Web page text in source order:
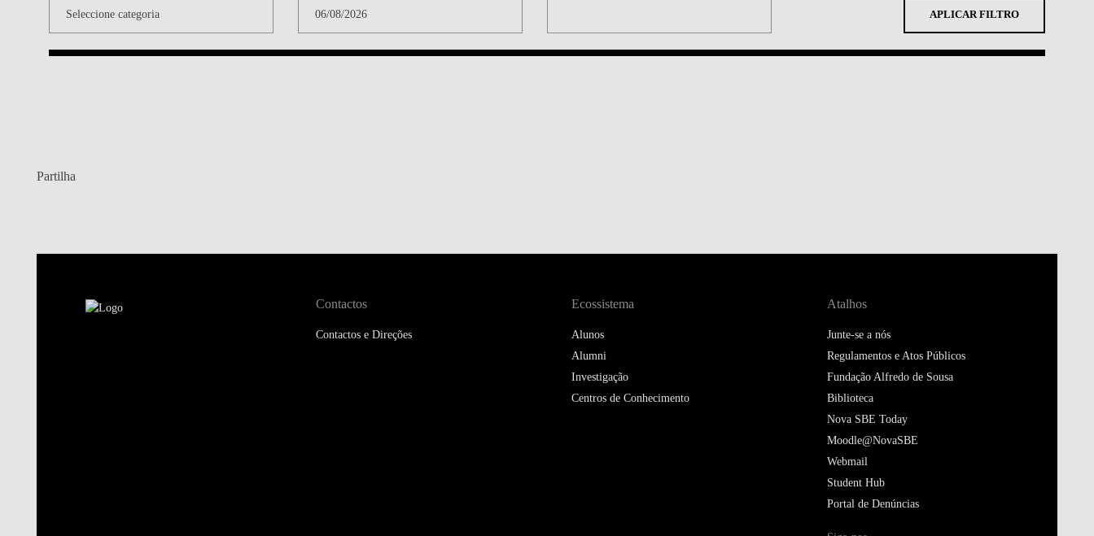
APLICAR FILTRO
Partilha
Contactos
Contactos e Direções
Ecossistema
Alunos
Alumni
Investigação
Centros de Conhecimento
Atalhos
Junte-se a nós
Regulamentos e Atos Públicos
Fundação Alfredo de Sousa
Biblioteca
Nova SBE Today
Moodle@NovaSBE
Webmail
Student Hub
Portal de Denúncias